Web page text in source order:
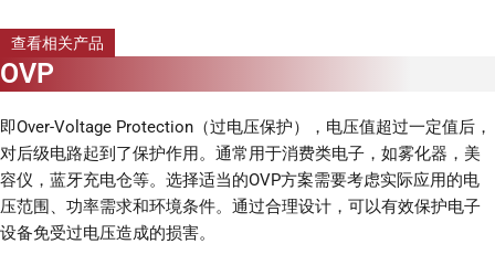
查看相关产品
OVP
即Over-Voltage Protection（过电压保护），电压值超过一定值后，
对后级电路起到了保护作用。通常用于消费类电子，如雾化器，美
容仪，蓝牙充电仓等。选择适当的OVP方案需要考虑实际应用的电
压范围、功率需求和环境条件。通过合理设计，可以有效保护电子
设备免受过电压造成的损害。